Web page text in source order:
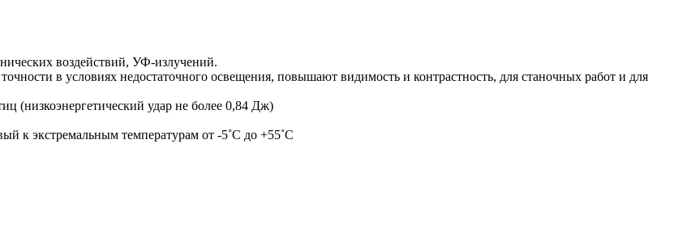
воздействий, УФ-излучений.
в условиях недостаточного освещения, повышают видимость и контрастность, для станочных работ и для
(низкоэнергетический удар не более 0,84 Дж)
к экстремальным температурам от -5˚С до +55˚С